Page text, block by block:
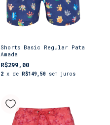
Shorts Basic Regular Pata
Amada
R$299,00
2 x de R$149,50 sem juros